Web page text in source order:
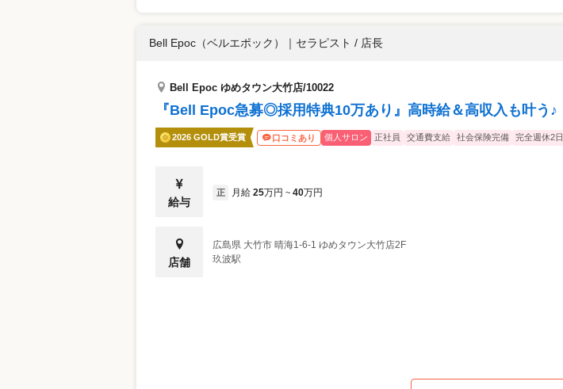
Bell Epoc（ベルエポック） ｜ セラピスト / 店長
Bell Epoc ゆめタウン大竹店/10022
『Bell Epoc急募◎採用特典10万あり』高時給＆高収入も叶う♪
2026 GOLD賞受賞 口コミあり 個人サロン 正社員 交通費支給 社会保険完備 完全週休2日
給与
正 月給 25万円 ~ 40万円
店舗
広島県 大竹市 晴海1-6-1 ゆめタウン大竹店2F
玖波駅